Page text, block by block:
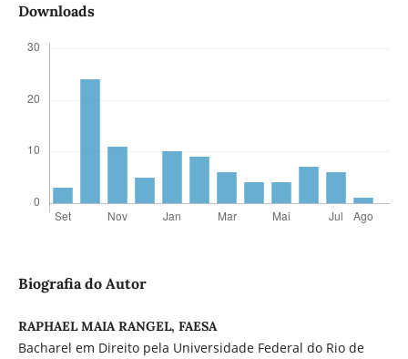
Downloads
Biografia do Autor
RAPHAEL MAIA RANGEL, FAESA
Bacharel em Direito pela Universidade Federal do Rio de